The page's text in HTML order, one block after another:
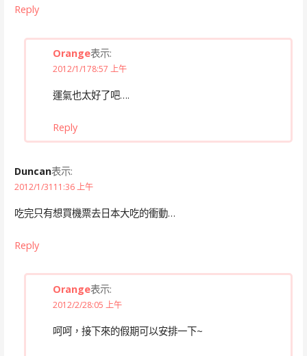
Reply
Orange表示:
2012/1/178:57 上午
運氣也太好了吧….
Reply
Duncan表示:
2012/1/3111:36 上午
吃完只有想買機票去日本大吃的衝動…
Reply
Orange表示:
2012/2/28:05 上午
呵呵，接下來的假期可以安排一下~